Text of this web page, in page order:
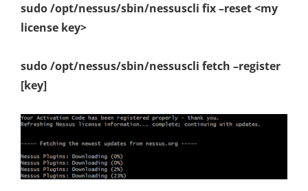
sudo /opt/nessus/sbin/nessuscli fix –reset <my
license key>
sudo /opt/nessus/sbin/nessuscli fetch –register
[key]